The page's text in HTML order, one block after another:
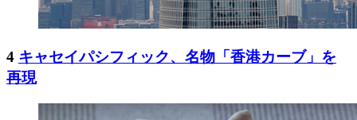
4 キャセイパシフィック、名物「香港カーブ」を
再現